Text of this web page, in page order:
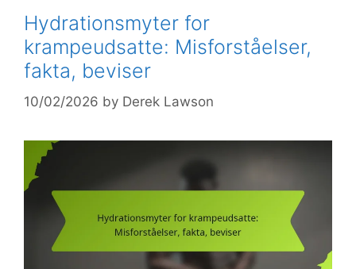
Hydrationsmyter for
krampeudsatte: Misforståelser,
fakta, beviser
10/02/2026 by Derek Lawson